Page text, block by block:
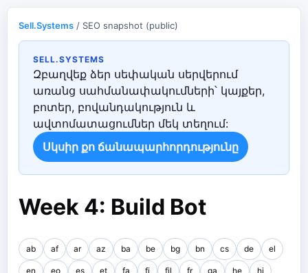
Sell.Systems / SEO snapshot (public)
SELL.SYSTEMS
Զբաղվեք ձեր սեփական սերվերում
առանց սահմանափակումների՝ կայքեր,
բոտեր, բովանդակություն և
ավտոմատացումներ մեկ տեղում:
Սկսիր քո ճանապարհորդությունը
Week 4: Build Bot
ab af ar az ba be bg bn cs de el
en eo es et fa fi fil fr ga he hi